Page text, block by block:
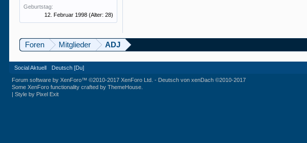
Geburtstag:
12. Februar 1998 (Alter: 28)
Foren Mitglieder ADJ
Social Aktuell Deutsch [Du]
Forum software by XenForo™©2010-2017 XenForo Ltd. - Deutsch von xenDach©2010-2017
Some XenForo functionality crafted byThemeHouse
|Style by Pixel Exit